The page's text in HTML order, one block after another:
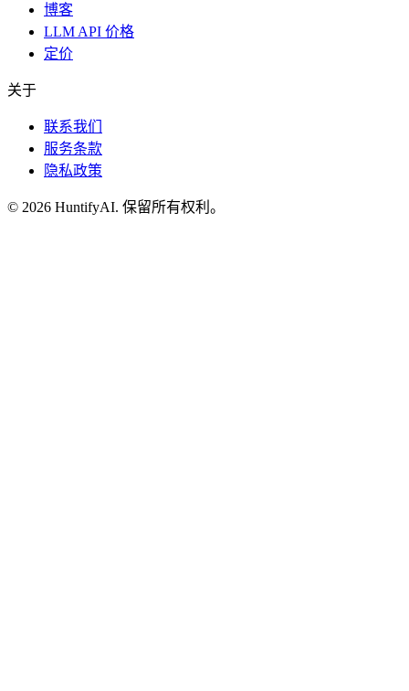
博客
LLM API 价格
定价
关于
联系我们
服务条款
隐私政策
© 2026 HuntifyAI. 保留所有权利。